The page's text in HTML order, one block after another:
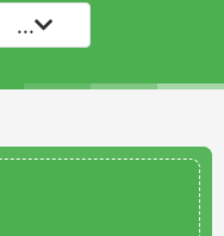
...